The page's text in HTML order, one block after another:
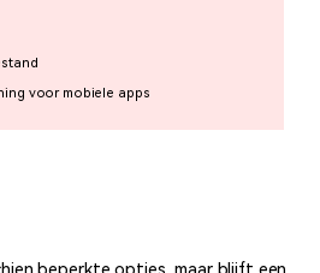
voor mobiele apps